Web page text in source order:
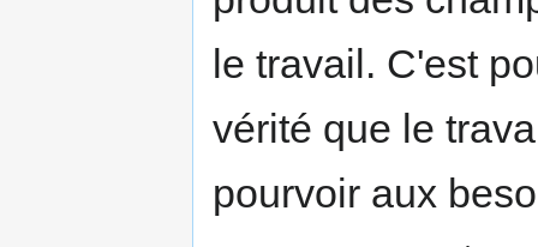
le travail. C'est
vérité que le
pourvoir aux